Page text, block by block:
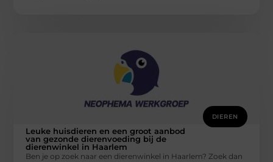
DIEREN
Leuke huisdieren en een groot aanbod
van gezonde dierenvoeding bij de
dierenwinkel in Haarlem
Ben je op zoek naar een dierenwinkel in Haarlem? Zoek dan